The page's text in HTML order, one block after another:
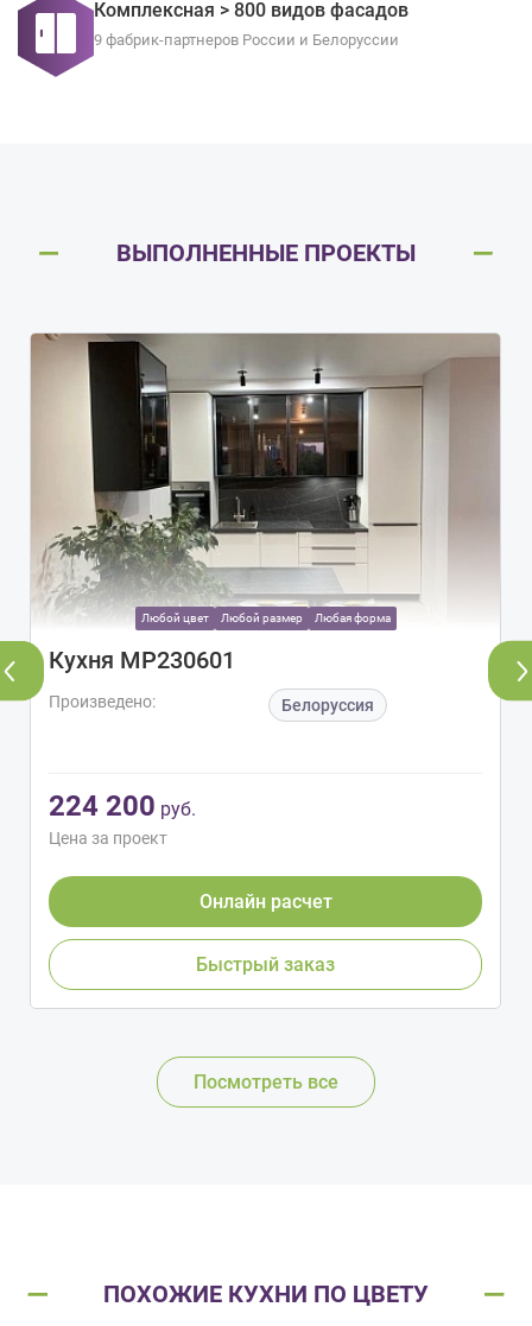
Комплексная > 800 видов фасадов
9 фабрик-партнеров России и Белоруссии
ВЫПОЛНЕННЫЕ ПРОЕКТЫ
Любой цвет Любой размер Любая форма
Кухня МР230601
Произведено: Белоруссия
224 200 руб.
Цена за проект
Онлайн расчет
Быстрый заказ
Посмотреть все
ПОХОЖИЕ КУХНИ ПО ЦВЕТУ